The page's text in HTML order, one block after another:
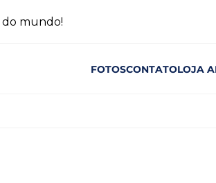
mundo!
FOTOSCONTATOLOJA